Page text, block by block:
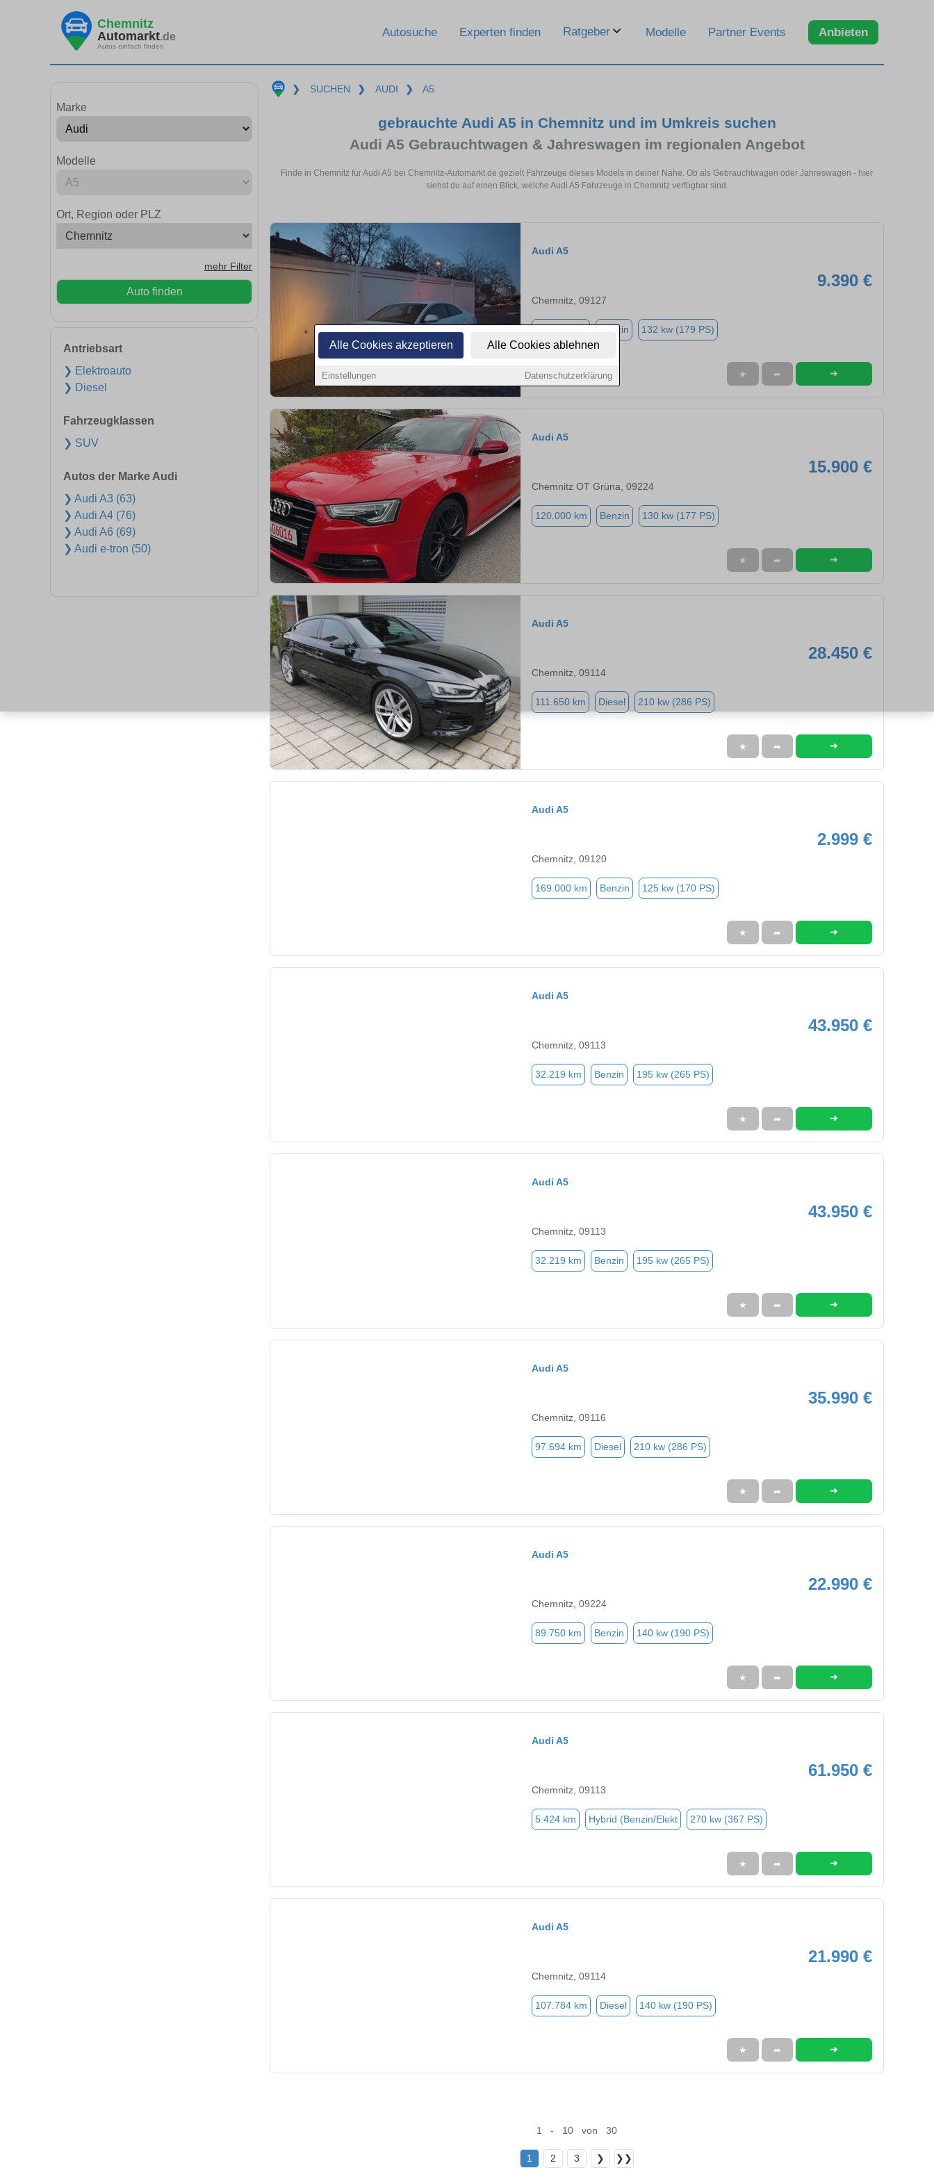
Alle Cookies akzeptieren Alle Cookies ablehnen
Einstellungen Datenschutzerklärung
Chemnitz
Automarkt.de
Autos einfach finden
Autosuche Experten finden Ratgeber Modelle Partner Events Anbieten
Marke
Modelle
Ort, Region oder PLZ
mehr Filter
Auto finden
Antriebsart
❯ Elektroauto
❯ Diesel
Fahrzeugklassen
❯ SUV
Autos der Marke Audi
❯ Audi A3 (63)
❯ Audi A4 (76)
❯ Audi A6 (69)
❯ Audi e-tron (50)
❯ SUCHEN ❯ AUDI ❯ A5
gebrauchte Audi A5 in Chemnitz und im Umkreis suchen
Audi A5 Gebrauchtwagen & Jahreswagen im regionalen Angebot
Finde in Chemnitz für Audi A5 bei Chemnitz-Automarkt.de gezielt Fahrzeuge dieses Models in deiner Nähe. Ob als Gebrauchtwagen oder Jahreswagen - hier
siehst du auf einen Blick, welche Audi A5 Fahrzeuge in Chemnitz verfügbar sind.
Audi A5
9.390 €
Chemnitz, 09127
Benzin 132 kw (179 PS)
★ ➦ ➜
Audi A5
15.900 €
Chemnitz OT Grüna, 09224
120.000 km Benzin 130 kw (177 PS)
★ ➦ ➜
Audi A5
28.450 €
Chemnitz, 09114
111.650 km Diesel 210 kw (286 PS)
★ ➦ ➜
Audi A5
2.999 €
Chemnitz, 09120
169.000 km Benzin 125 kw (170 PS)
★ ➦ ➜
Audi A5
43.950 €
Chemnitz, 09113
32.219 km Benzin 195 kw (265 PS)
★ ➦ ➜
Audi A5
43.950 €
Chemnitz, 09113
32.219 km Benzin 195 kw (265 PS)
★ ➦ ➜
Audi A5
35.990 €
Chemnitz, 09116
97.694 km Diesel 210 kw (286 PS)
★ ➦ ➜
Audi A5
22.990 €
Chemnitz, 09224
89.750 km Benzin 140 kw (190 PS)
★ ➦ ➜
Audi A5
61.950 €
Chemnitz, 09113
5.424 km Hybrid (Benzin/Elekt 270 kw (367 PS)
★ ➦ ➜
Audi A5
21.990 €
Chemnitz, 09114
107.784 km Diesel 140 kw (190 PS)
★ ➦ ➜
1 - 10 von 30
1 2 3 ❯ ❯❯